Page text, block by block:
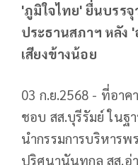
'ภูมิใจไทย' ยื่นบรร
ประธานสภาฯ หลัง
เสียงข้างน้อย
03 ก.ย.2568 - ที่อา
ชอบ สส.บุรีรัมย์ ในฐ
นำกรรมการบริหารพ
ปริศนานันทกุล สส.อ่